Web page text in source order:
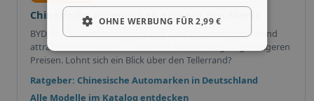
Chinesische Automarken erobern den Markt
BYD, MG, Leapmotor, XPeng und Deepal bieten zunehmend
attraktive Alternativen – moderne Ausstattung zu günstigeren
Preisen. Lohnt sich ein Blick über den Tellerrand?
Ratgeber: Chinesische Automarken in Deutschland
Alle Modelle im Katalog entdecken
OHNE WERBUNG FÜR 2,99 €